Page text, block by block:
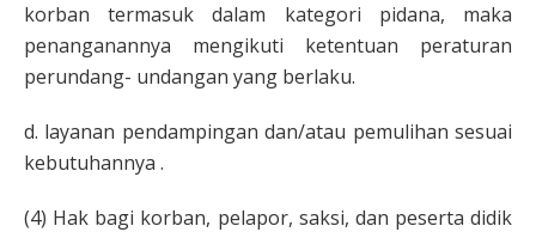
korban termasuk dalam kategori pidana, maka
penanganannya mengikuti ketentuan peraturan
perundang- undangan yang berlaku.
d. layanan pendampingan dan/atau pemulihan sesuai
kebutuhannya .
(4) Hak bagi korban, pelapor, saksi, dan peserta didik